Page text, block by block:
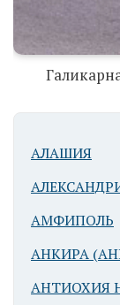
Галикарнас
(совр.
Вид с моря.
Галикарнас.
Театр.
АЛАШИЯ
АМФИПОЛЬ
АНКИРА
АНТИОХИЯ